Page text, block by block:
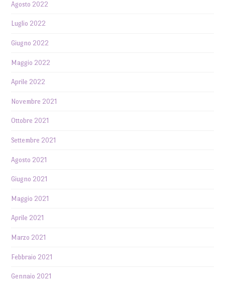
Agosto 2022
Luglio 2022
Giugno 2022
Maggio 2022
Aprile 2022
Novembre 2021
Ottobre 2021
Settembre 2021
Agosto 2021
Giugno 2021
Maggio 2021
Aprile 2021
Marzo 2021
Febbraio 2021
Gennaio 2021